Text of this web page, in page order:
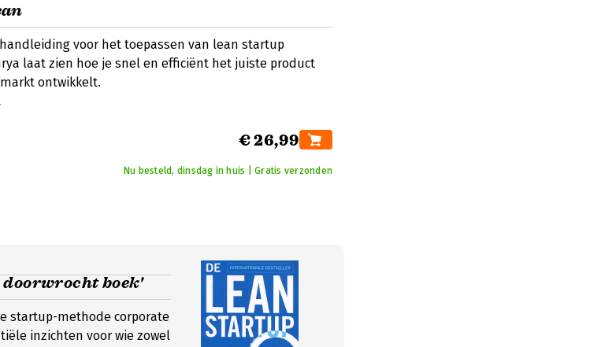
voor het toepassen van lean startup
laat zien hoe je snel en efficiënt het juiste product
ontwikkelt.
€ 26,99
Nu besteld, dinsdag in huis | Gratis verzonden
doorwrocht boek'
startup-methode corporate
inzichten voor wie zowel